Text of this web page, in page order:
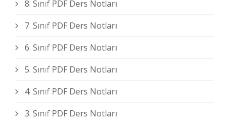
8. Sınıf PDF Ders Notları
7. Sınıf PDF Ders Notları
6. Sınıf PDF Ders Notları
5. Sınıf PDF Ders Notları
4. Sınıf PDF Ders Notları
3. Sınıf PDF Ders Notları